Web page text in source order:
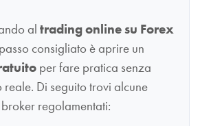
al trading online su Forex
consigliato è aprire un
per fare pratica senza
Di seguito trovi alcune
regolamentati: